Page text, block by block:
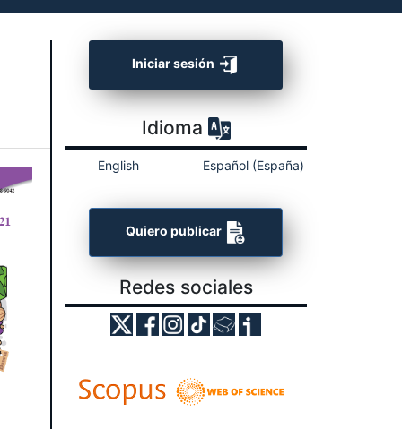
Iniciar sesión
Idioma
English Español (España)
Quiero publicar
Redes sociales